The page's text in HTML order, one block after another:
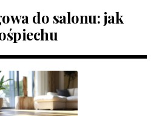
do salonu: jak